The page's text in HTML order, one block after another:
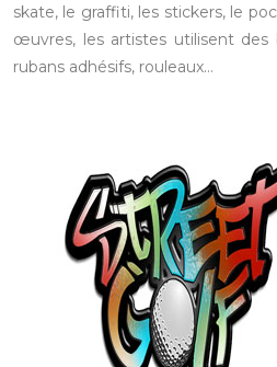
skate, le graffiti, les stickers, le
œuvres, les artistes utilisent des
rubans adhésifs, rouleaux…